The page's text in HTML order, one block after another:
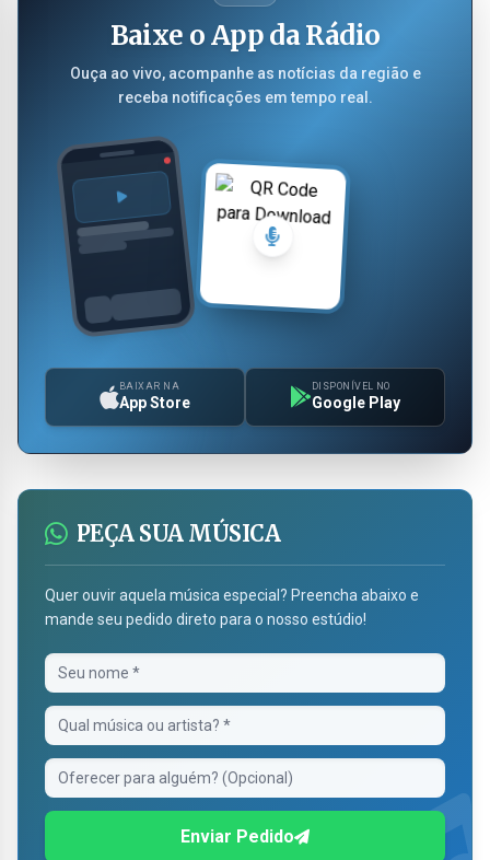
Baixe o App da Rádio
Ouça ao vivo, acompanhe as notícias da região e
receba notificações em tempo real.
BAIXAR NA
App Store
DISPONÍVEL NO
Google Play
PEÇA SUA MÚSICA
Quer ouvir aquela música especial? Preencha abaixo e
mande seu pedido direto para o nosso estúdio!
Enviar Pedido